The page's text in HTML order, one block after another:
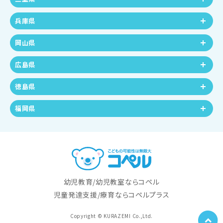
兵庫県
岡山県
広島県
徳島県
福岡県
幼児教育/幼児教室ならコペル
児童発達支援/療育ならコペルプラス
Copyright © KURAZEMI Co.,Ltd.